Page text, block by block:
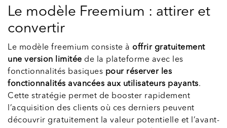
Le modèle Freemium : attirer et
convertir
Le modèle freemium consiste à offrir gratuitement
une version limitée de la plateforme avec les
fonctionnalités basiques pour réserver les
fonctionnalités avancées aux utilisateurs payants.
Cette stratégie permet de booster rapidement
l’acquisition des clients où ces derniers peuvent
découvrir gratuitement la valeur potentielle et l’avant-